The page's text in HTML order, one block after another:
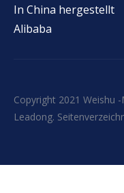
In China hergestellt
Alibaba
Copyright 2021 Weishu
Leadong.